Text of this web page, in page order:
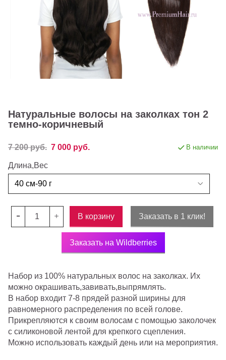
Натуральные волосы на заколках тон 2
темно-коричневый
7 200 руб. 7 000 руб. В наличии
Длина,Вес
В корзину Заказать в 1 клик!
Заказать на Wildberries
Набор из 100% натуральных волос на заколках. Их
можно окрашивать,завивать,выпрямлять.
В набор входит 7-8 прядей разной ширины для
равномерного распределения по всей голове.
Прикрепляются к своим волосам с помощью заколочек
с силиконовой лентой для крепкого сцепления.
Можно использовать каждый день или на мероприятия.